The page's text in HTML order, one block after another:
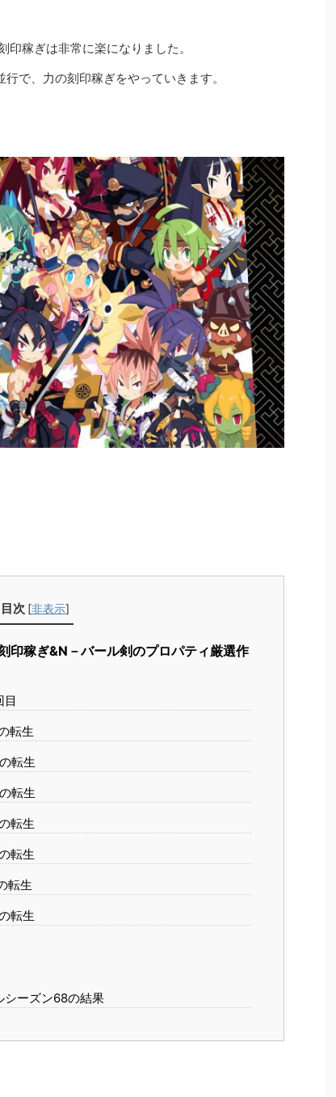
印稼ぎは非常に楽になりました。
で、力の刻印稼ぎをやっていきます。
目次 [非表示]
印稼ぎ&N－バール剣のプロパティ厳選作
目
転生
転生
転生
転生
転生
転生
転生
シーズン68の結果